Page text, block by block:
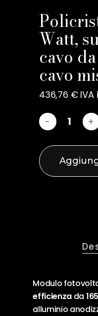
Watt,
cavo
cavo
436,76 € IVA
Modulo
efficienza da
alluminio